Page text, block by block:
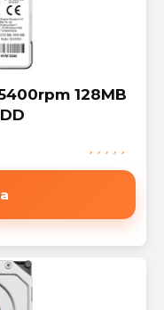
128MB